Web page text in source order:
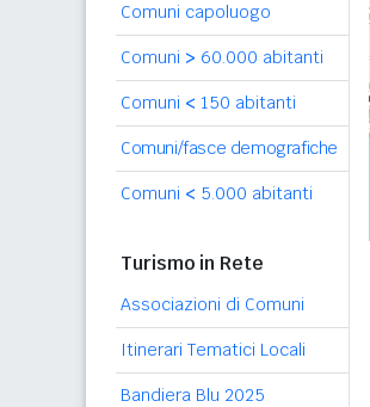
Comuni capoluogo
Comuni > 60.000 abitanti
Comuni < 150 abitanti
Comuni/fasce demografiche
Comuni < 5.000 abitanti
Turismo in Rete
Associazioni di Comuni
Itinerari Tematici Locali
Bandiera Blu 2025